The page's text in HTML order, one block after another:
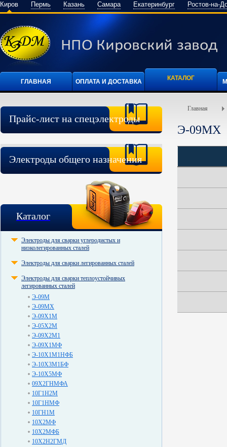
Киров Пермь Казань Самара Екатеринбург Ростов-на-
ГЛАВНАЯ ОПЛАТА И ДОСТАВКА КАТАЛОГ
Прайс-лист на спецэлектроды
Электроды общего назначения
Каталог
Электроды для сварки углеродистых и
низколегированных сталей
Электроды для сварки легированных сталей
Электроды для сварки теплоустойчивых
легированных сталей
Э-09М
Э-09МХ
Э-09Х1М
Э-05Х2М
Э-09Х2М1
Э-09Х1МФ
Э-10Х1М1НФБ
Э-10Х3М1БФ
Э-10Х5МФ
09Х2ГНМФА
10Г1Н2М
10Г1НМФ
10ГН1М
10Х2МФ
10Х2МФБ
10Х2Н2ГМД
Главная
Э-09МХ